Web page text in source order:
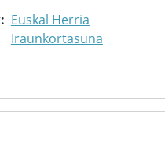
Euskal Herria
Iraunkortasuna